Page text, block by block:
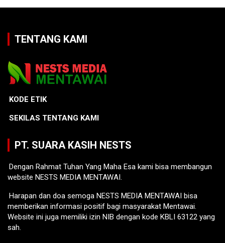
TENTANG KAMI
KODE ETIK
SEKILAS TENTANG KAMI
PT. SUARA KASIH NESTS
Dengan Rahmat Tuhan Yang Maha Esa kami bisa membangun
website NESTS MEDIA MENTAWAI.
Harapan dan doa semoga NESTS MEDIA MENTAWAI bisa
memberikan informasi positif bagi masyarakat Mentawai.
Website ini juga memiliki izin NIB dengan kode KBLI 63122 yang
sah.